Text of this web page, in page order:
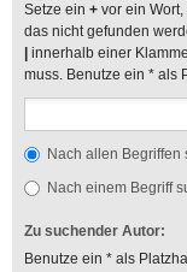
Setze ein + vor ein
das nicht gefunden
innerhalb einer
muss. Benutze ein * als
Nach allen
Nach einem Begriff
Zu suchender Autor:
Benutze ein * als